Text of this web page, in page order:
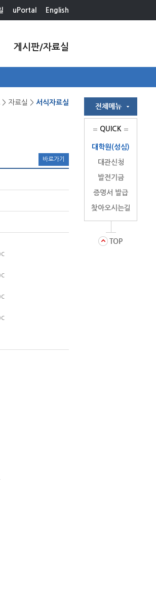
uPortal English
게시판/자료실
> 자료실 > 서식자료실
바로가기
QUICK
대학원(성심)
대관신청
발전기금
증명서 발급
찾아오시는길